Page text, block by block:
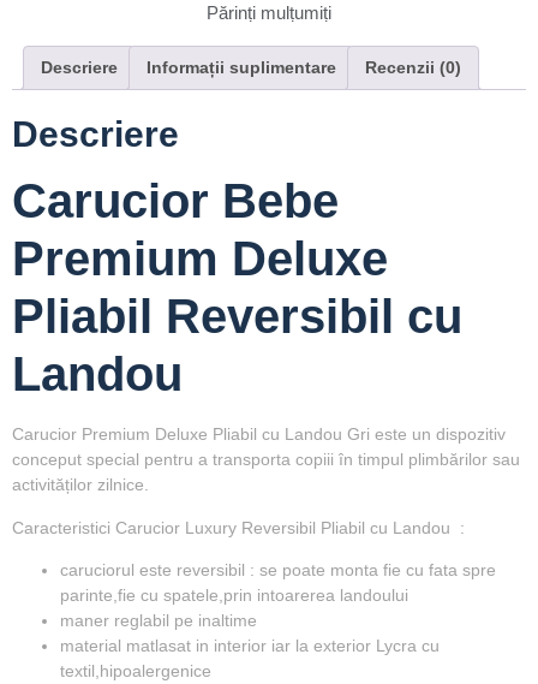
Părinți mulțumiți
Descriere Informații suplimentare Recenzii (0)
Descriere
Carucior Bebe
Premium Deluxe
Pliabil Reversibil cu
Landou
Carucior Premium Deluxe Pliabil cu Landou Gri este un dispozitiv
conceput special pentru a transporta copiii în timpul plimbărilor sau
activităților zilnice.
Caracteristici Carucior Luxury Reversibil Pliabil cu Landou :
caruciorul este reversibil : se poate monta fie cu fata spre
parinte,fie cu spatele,prin intoarerea landoului
maner reglabil pe inaltime
material matlasat in interior iar la exterior Lycra cu
textil,hipoalergenice